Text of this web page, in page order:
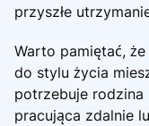
przyszłe
Warto pamiętać,
do stylu życia
potrzebuje rodzina
pracująca zdalnie